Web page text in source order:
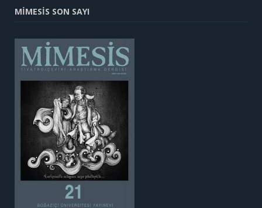
MİMESİS SON SAYI